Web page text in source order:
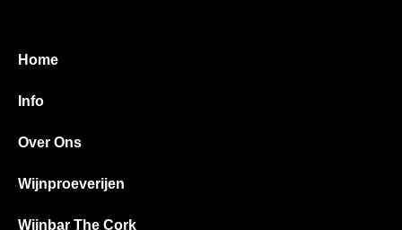
Home
Info
Over Ons
Wijnproeverijen
Wijnbar The Cork